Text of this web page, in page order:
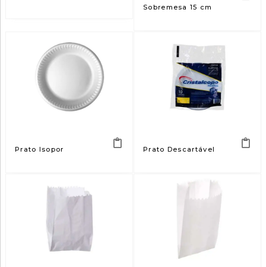
Sobremesa 15 cm
Prato Isopor Prato Descartável